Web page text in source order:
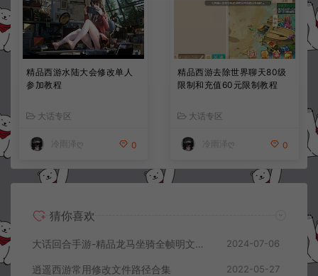
精品西游水陆大会修改单人
参加教程
大话专区
冷雨泽ღ 0
精品西游去除世界聊天80级
限制和充值60元限制教程
大话专区
冷雨泽ღ 0
猜你喜欢
大话回合手游-精品龙马坐骑全帧明文素材 2024-07-06
逍遥西游常用修改文件路径合集 2022-05-27